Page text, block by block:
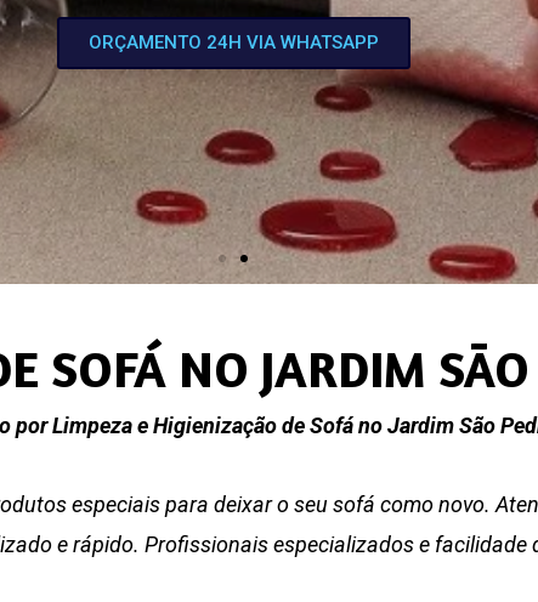
ORÇAMENTO 24H VIA WHATSAPP
SOFÁ NO JARDIM SÃO
por Limpeza e Higienização de Sofá no Jardim São
especiais para deixar o seu sofá como novo.
e rápido. Profissionais especializados e facilidade